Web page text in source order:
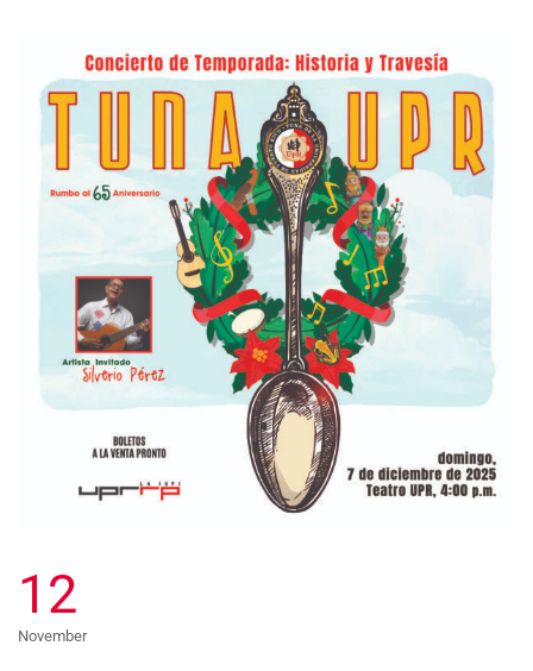
12
November